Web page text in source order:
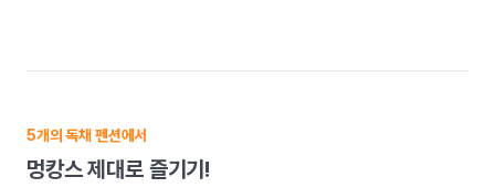
5개의 독채 펜션에서
멍캉스 제대로 즐기기!